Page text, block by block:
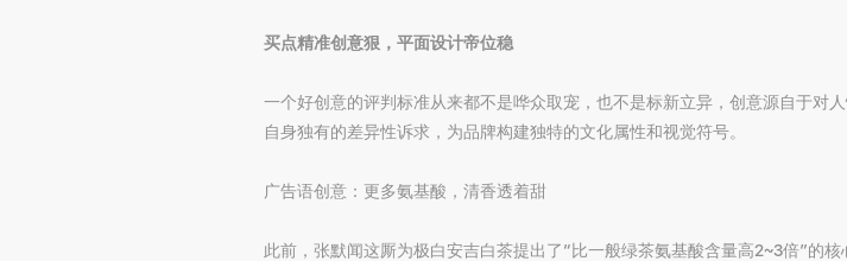
买点精准创意狠，平面设计帝位稳
一个好创意的评判标准从来都不是哗众取宠，也不是标新立异，创意源自于对
自身独有的差异性诉求，为品牌构建独特的文化属性和视觉符号。
广告语创意：更多氨基酸，清香透着甜
此前，张默闻这厮为极白安吉白茶提出了“比一般绿茶氨基酸含量高2~3倍”的